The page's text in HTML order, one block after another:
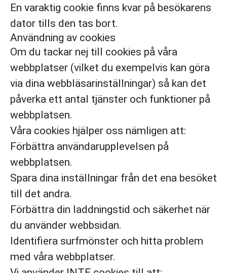
En varaktig cookie finns kvar på besökarens
dator tills den tas bort.
Användning av cookies
Om du tackar nej till cookies på våra
webbplatser (vilket du exempelvis kan göra
via dina webbläsarinställningar) så kan det
påverka ett antal tjänster och funktioner på
webbplatsen.
Våra cookies hjälper oss nämligen att:
Förbättra användarupplevelsen på
webbplatsen.
Spara dina inställningar från det ena besöket
till det andra.
Förbättra din laddningstid och säkerhet när
du använder webbsidan.
Identifiera surfmönster och hitta problem
med våra webbplatser.